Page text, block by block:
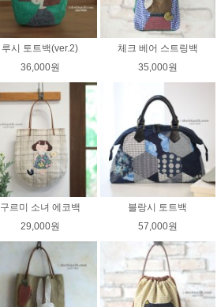
루시 토트백(ver.2)
36,000원
체크 베어 스트링백
35,000원
구르미 소녀 에코백
29,000원
블랑시 토트백
57,000원